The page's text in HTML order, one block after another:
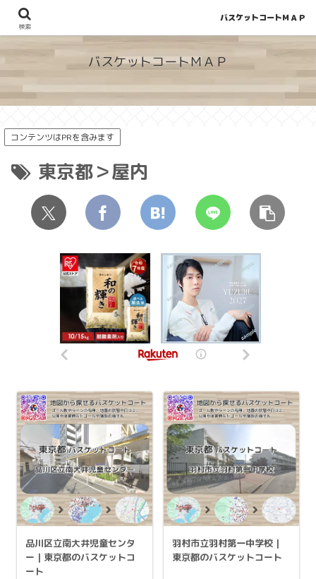
地図から探せる！穴場が見つかるバスケットコート情報
バスケットコートＭＡＰ
コンテンツはPRを含みます
東京都＞屋内
品川区立南大井児童センタ
ー | 東京都のバスケットコ
ート
羽村市立羽村第一中学校 |
東京都のバスケットコート
検索
バスケットコートＭＡＰ